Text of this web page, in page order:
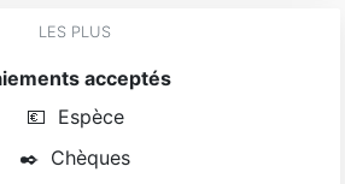
LES PLUS
acceptés
💶 Espèce
✒️ Chèques